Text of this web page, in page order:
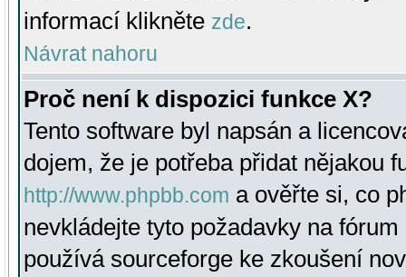
informací klikněte zde.
Návrat nahoru
Proč není k dispozici funkce X?
Tento software byl napsán a
dojem, že je potřeba přidat nějakou
http://www.phpbb.com a ověřte si, co
nevkládejte tyto požadavky na
používá sourceforge ke zkoušení